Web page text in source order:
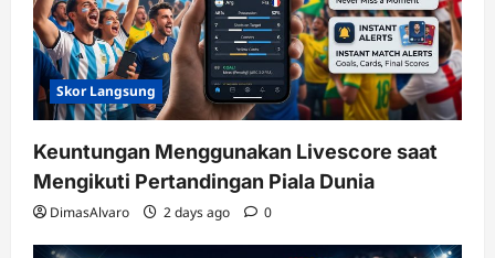
Skor Langsung
Keuntungan Menggunakan Livescore saat
Mengikuti Pertandingan Piala Dunia
DimasAlvaro 2 days ago 0